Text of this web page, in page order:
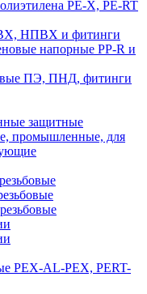
PE-X, PE-RT
НПВХ и фитинги
напорные PP-R и
ПЭ, ПНД, фитинги
защитные
промышленные, для
PEX-AL-PEX, PERT-